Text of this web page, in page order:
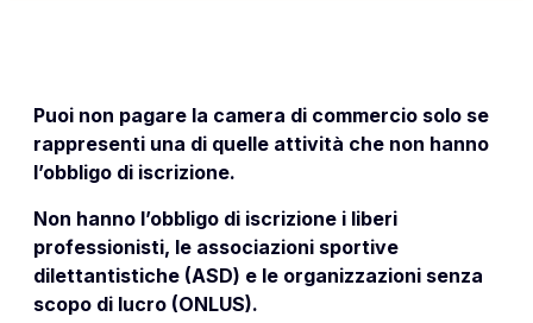
Puoi non pagare la camera di commercio solo se
rappresenti una di quelle attività che non hanno
l’obbligo di iscrizione.
Non hanno l’obbligo di iscrizione i liberi
professionisti, le associazioni sportive
dilettantistiche (ASD) e le organizzazioni senza
scopo di lucro (ONLUS).